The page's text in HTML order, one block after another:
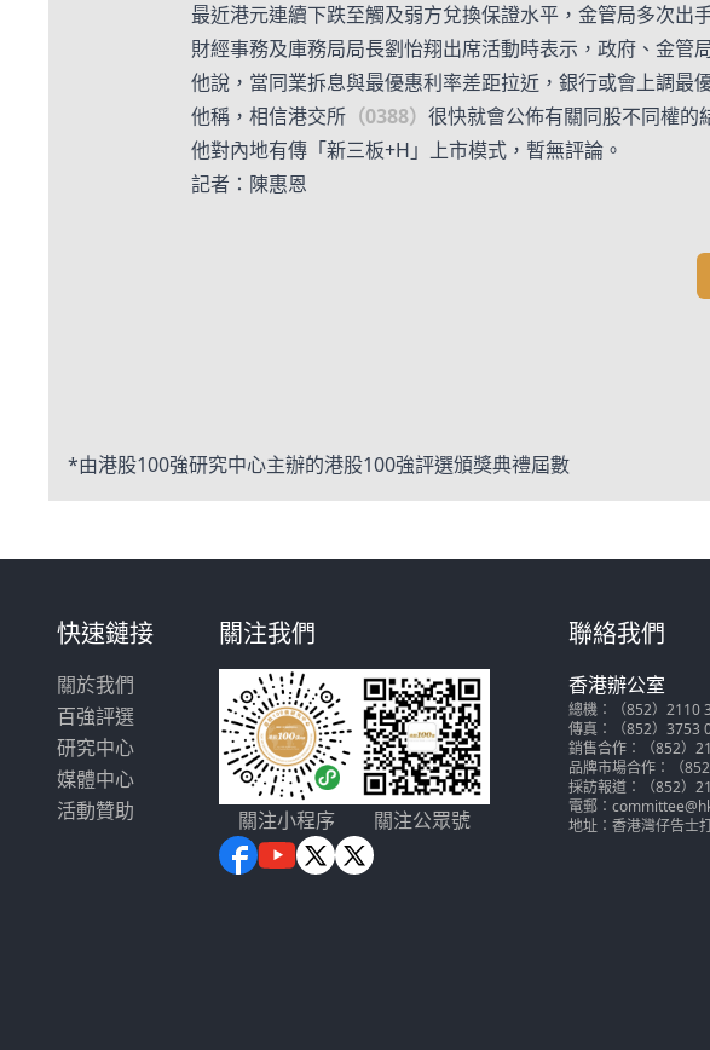
最近港元連續下跌至觸及弱方兌換保證水平，金管局多次出
財經事務及庫務局局長劉怡翔出席活動時表示，政府、金管
他說，當同業拆息與最優惠利率差距拉近，銀行或會上調最
他稱，相信港交所 （0388） 很快就會公佈有關同股不同權的
他對內地有傳「新三板+H」上市模式，暫無評論。
記者：陳惠恩
*由港股100強研究中心主辦的港股100強評選頒獎典禮屆數
快速鏈接
關於我們
百強評選
研究中心
媒體中心
活動贊助
關注我們
關注小程序 關注公眾號
聯絡我們
香港辦公室
總機：（852）2110
傳真：（852）3753
銷售合作：（852）
品牌市場合作：（
採訪報道：（852）
電郵：
地址：香港灣仔告士